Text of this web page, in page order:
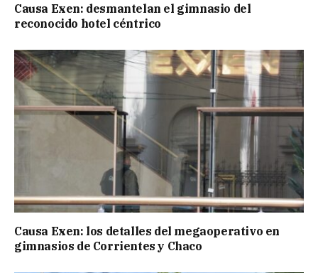
Causa Exen: desmantelan el gimnasio del
reconocido hotel céntrico
Causa Exen: los detalles del megaoperativo en
gimnasios de Corrientes y Chaco